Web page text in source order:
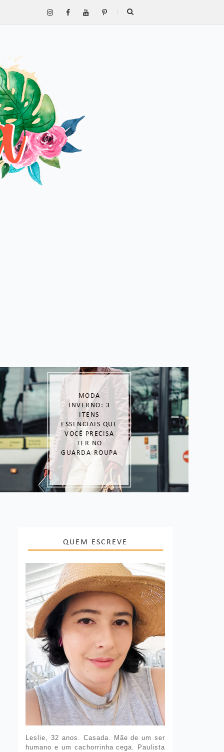
COMO O
MARKETING
DIGITAL E
MATERIAIS
IMPRESSOS
PODEM
ALAVANCAR
SUAS VENDAS
QUEM ESCREVE
Leslie, 32 anos. Casada. Mãe de um ser
humano e um cachorrinha cega. Paulista